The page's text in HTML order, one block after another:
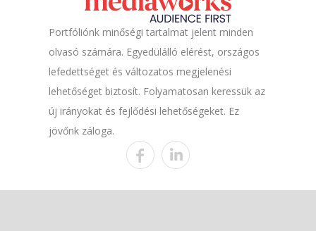
Portfóliónk minőségi tartalmat jelent minden
olvasó számára. Egyedülálló elérést, országos
lefedettséget és változatos megjelenési
lehetőséget biztosít. Folyamatosan keressük az
új irányokat és fejlődési lehetőségeket. Ez
jövőnk záloga.